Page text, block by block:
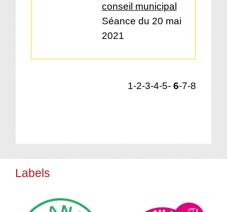
conseil municipal
Séance du 20 mai
2021
1-2-3-4-5- 6-7-8
Labels